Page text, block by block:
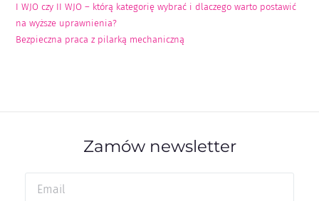
I WJO czy II WJO – którą kategorię wybrać i dlaczego warto postawić
na wyższe uprawnienia?
Bezpieczna praca z pilarką mechaniczną
Zamów newsletter